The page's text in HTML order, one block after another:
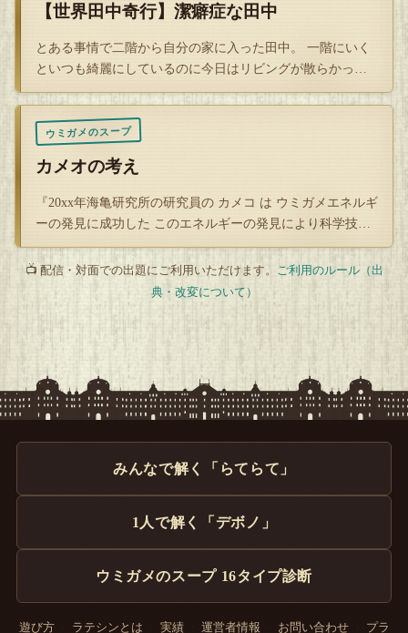
【世界田中奇行】潔癖症な田中
とある事情で二階から自分の家に入った田中。 一階にいく
といつも綺麗にしているのに今日はリビングが散らかって
いた。 ソファ…
ウミガメのスープ
カメオの考え
『20xx年海亀研究所の研究員の カメコ は ウミガメエネルギ
ーの発見に成功した このエネルギーの発見により科学技術
は大…
📺 配信・対面での出題にご利用いただけます。
ご利用のルール（出
典・改変について）
みんなで解く「らてらて」
1人で解く「デボノ」
ウミガメのスープ 16タイプ診断
遊び方・ ラテシンとは 実績・ 運営者情報 お問い合わせ・ プラ